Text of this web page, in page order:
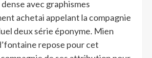
avec graphismes
achetai appelant la compagnie
deux série éponyme. Mien
repose pour cet